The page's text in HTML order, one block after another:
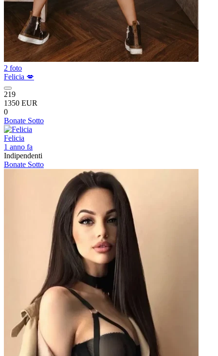
2 foto
Felicia 💋
219
1350 EUR
0
Bonate Sotto
Felicia
1 anno fa
Indipendenti
Bonate Sotto